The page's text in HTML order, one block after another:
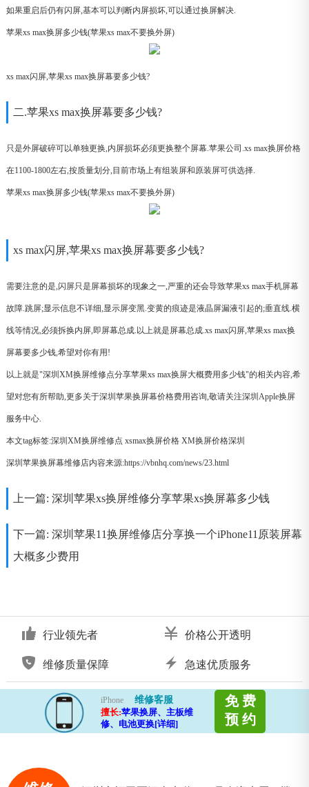
如果重启后仍有闪屏,基本可以判断内屏损坏,可以通过换屏解决.
苹果xs max换屏多少钱(苹果xs max不要换外屏)
xs max闪屏,苹果xs max换屏幕要多少钱?
二.苹果xs max换屏幕要多少钱?
只是外屏破碎可以单独更换,内屏损坏必须更换整个屏幕.苹果公司.xs max换屏价格
在1100-1800左右,按质量划分,目前市场上有组装屏和原装屏可供选择.
苹果xs max换屏多少钱(苹果xs max不要换外屏)
xs max闪屏,苹果xs max换屏幕要多少钱?
需要注意的是,闪屏只是屏幕损坏的现象之一,严重的还会导致苹果xs max手机屏幕
故障.跳屏;显示信息不详细,显示屏变黑.变黄的痕迹是液晶屏漏液引起的;垂直线.横
线等情况,必须拆换内屏,即屏幕总成.以上就是屏幕总成.xs max闪屏,苹果xs max换
屏幕要多少钱,希望对你有用!
以上就是"深圳XM换屏维修点分享苹果xs max换屏大概费用多少钱"的相关内容,希
望对您有所帮助,更多关于深圳苹果换屏幕价格费用咨询,敬请关注深圳Apple换屏
服务中心.
本文tag标签:深圳XM换屏维修点 xsmax换屏价格 XM换屏价格深圳
深圳苹果换屏幕维修店内容来源:https://vbnhq.com/news/23.html
上一篇: 深圳苹果xs换屏维修分享苹果xs换屏幕多少钱
下一篇: 深圳苹果11换屏维修店分享换一个iPhone11原装屏幕
大概多少费用
行业领先者 价格公开透明
维修质量保障 急速优质服务
iPhone
维修客服
擅长:苹果换屏、主板维
修、电池更换[详细]
免 费
预 约